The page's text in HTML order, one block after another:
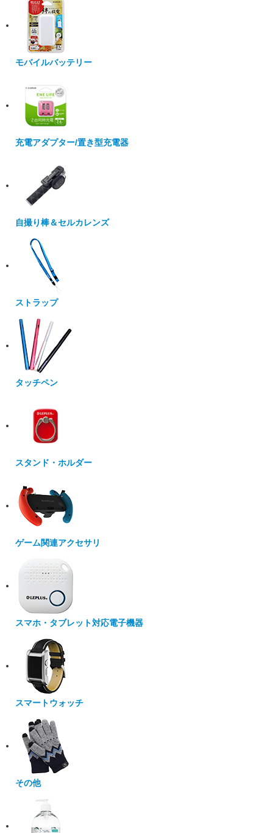
モバイルバッテリー
充電アダプター/置き型充電器
自撮り棒＆セルカレンズ
ストラップ
タッチペン
スタンド・ホルダー
ゲーム関連アクセサリ
スマホ・タブレット対応電子機器
スマートウォッチ
その他